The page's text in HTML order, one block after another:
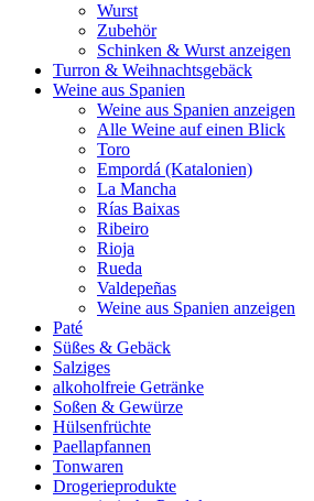
Wurst
Zubehör
Schinken & Wurst anzeigen
Turron & Weihnachtsgebäck
Weine aus Spanien
Weine aus Spanien anzeigen
Alle Weine auf einen Blick
Toro
Empordá (Katalonien)
La Mancha
Rías Baixas
Ribeiro
Rioja
Rueda
Valdepeñas
Weine aus Spanien anzeigen
Paté
Süßes & Gebäck
Salziges
alkoholfreie Getränke
Soßen & Gewürze
Hülsenfrüchte
Paellapfannen
Tonwaren
Drogerieprodukte